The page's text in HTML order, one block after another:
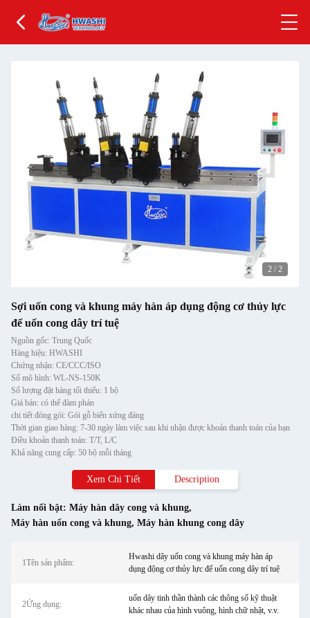
2 / 2
Sợi uốn cong và khung máy hàn áp dụng động cơ thủy lực
để uốn cong dây trí tuệ
Nguồn gốc: Trung Quốc
Hàng hiệu: HWASHI
Chứng nhận: CE/CCC/ISO
Số mô hình: WL-NS-150K
Số lượng đặt hàng tối thiểu: 1 bộ
Giá bán: có thể đàm phán
chi tiết đóng gói: Gói gỗ biển xứng đáng
Thời gian giao hàng: 7-30 ngày làm việc sau khi nhận được khoản thanh toán của bạn
Điều khoản thanh toán: T/T, L/C
Khả năng cung cấp: 50 bộ mỗi tháng
Xem Chi Tiết Description
Làm nổi bật: Máy hàn dây cong và khung,
Máy hàn uốn cong và khung, Máy hàn khung cong dây
1Tên sản phẩm:
Hwashi dây uốn cong và khung máy hàn áp
dụng động cơ thủy lực để uốn cong dây trí tuệ
2Ứng dụng:
uốn dây tinh thần thành các thông số kỹ thuật
khác nhau của hình vuông, hình chữ nhật, v.v.